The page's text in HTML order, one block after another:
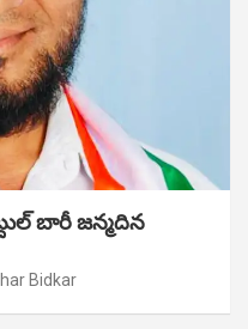
బారీ జన్మదిన
Bidkar